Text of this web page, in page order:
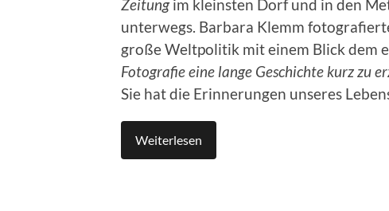
Zeitungim kleinsten Dorf und in den
unterwegs. Barbara Klemm
große Weltpolitik mit einem Blick dem
Fotografie eine lange Geschichte kurz zu
Sie hat die Erinnerungen unseres
Weiterlesen